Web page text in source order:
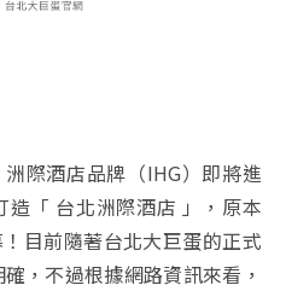
際酒店品牌（IHG）即將進
「 台北洲際酒店 」，原本
目前隨著台北大巨蛋的正式
，不過根據網路資訊來看，